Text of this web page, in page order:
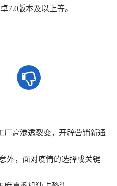
7.0版本及以上等。

厂高渗透裂变，开辟营销新通
外，面对疫情的选择成关键